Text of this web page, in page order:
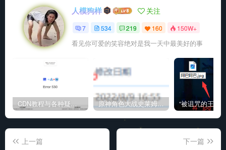
人模狗样 关注
7 534 219 160 150W+
看见你可爱的笑容绝对是我一天中最美好的事
CDN教程与各种疑难杂症解决方法 原神角色大战史莱姆与丘丘人高质量视频
上一篇
下一篇